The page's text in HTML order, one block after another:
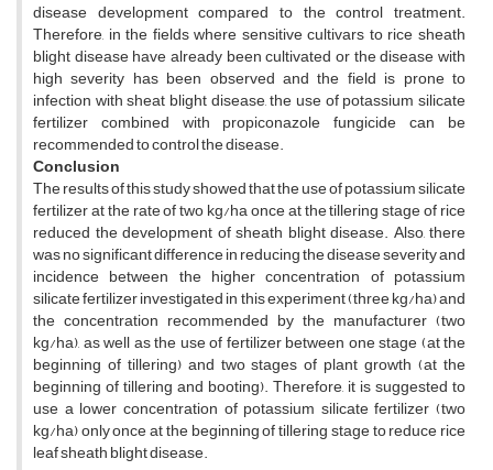
disease development compared to the control treatment.
Therefore, in the fields where sensitive cultivars to rice sheath
blight disease have already been cultivated or the disease with
high severity has been observed and the field is prone to
infection with sheat blight disease, the use of potassium silicate
fertilizer combined with propiconazole fungicide can be
recommended to control the disease.
Conclusion
The results of this study showed that the use of potassium silicate
fertilizer at the rate of two kg/ha once at the tillering stage of rice
reduced the development of sheath blight disease. Also, there
was no significant difference in reducing the disease severity and
incidence between the higher concentration of potassium
silicate fertilizer investigated in this experiment (three kg/ha) and
the concentration recommended by the manufacturer (two
kg/ha), as well as the use of fertilizer between one stage (at the
beginning of tillering) and two stages of plant growth (at the
beginning of tillering and booting). Therefore, it is suggested to
use a lower concentration of potassium silicate fertilizer (two
kg/ha) only once at the beginning of tillering stage to reduce rice
leaf sheath blight disease.